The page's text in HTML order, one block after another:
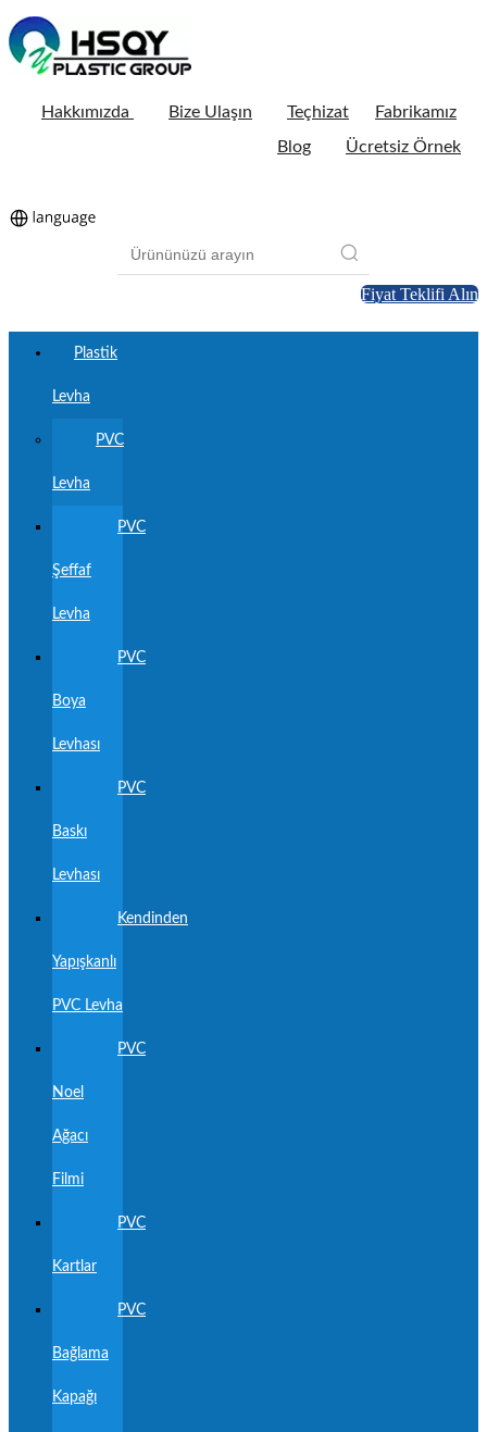
Hakkımızda Bize Ulaşın Teçhizat
Fabrikamız
Blog
Ücretsiz Örnek
Fiyat Teklifi Alın
Plastik
Levha
PVC
Levha
PVC
Şeffaf
Levha
PVC
Boya
Levhası
PVC
Baskı
Levhası
Kendinden
Yapışkanlı
PVC Levha
PVC
Noel
Ağacı
Filmi
PVC
Kartlar
PVC
Bağlama
Kapağı